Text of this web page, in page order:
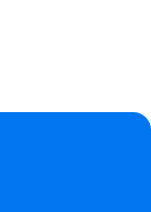
、保存先のコレ